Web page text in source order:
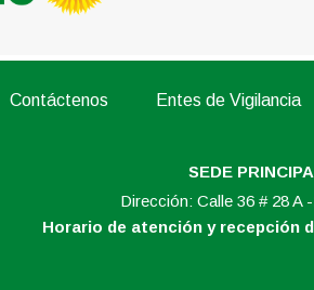
Contáctenos Entes de Vigilancia
SEDE
Dirección: Calle 36 # 28 A
Horario de atención y recepción